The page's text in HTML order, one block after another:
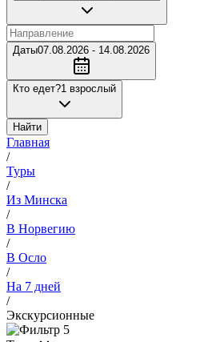
Даты07.08.2026 - 14.08.2026
Кто едет?1 взрослый
Найти
Главная
/
Туры
/
Из Минска
/
В Норвегию
/
В Осло
/
На 7 дней
/
Экскурсионные
5